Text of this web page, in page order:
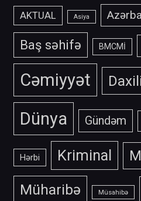
AKTUAL Asiya
Baş səhifə BMCMİ
Cəmiyyət
Dünya Gündəm
Hərbi Kriminal
Müharibə Müsahibə